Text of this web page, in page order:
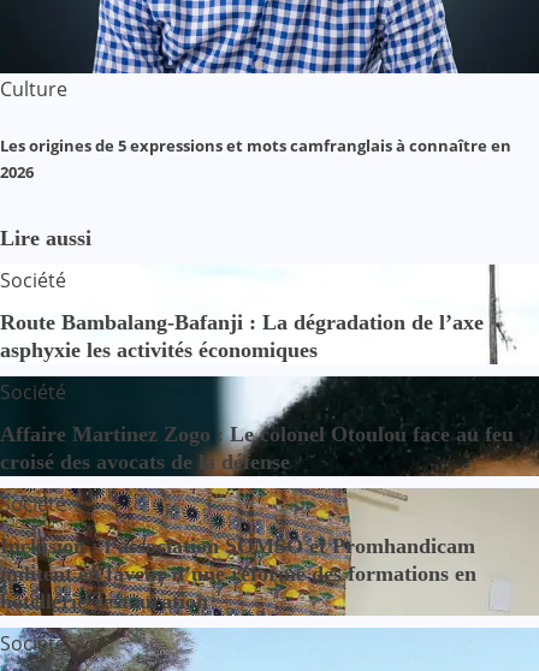
Culture
Les origines de 5 expressions et mots camfranglais à connaître en
2026
Lire aussi
Société
Route Bambalang-Bafanji : La dégradation de l’axe
asphyxie les activités économiques
Société
Affaire Martinez Zogo : Le colonel Otoulou face au feu
croisé des avocats de la défense
Société
Inclusion : l’association SOMSO et Promhandicam
militent en faveur d’une réforme des formations en
hôtellerie-restauration
Société